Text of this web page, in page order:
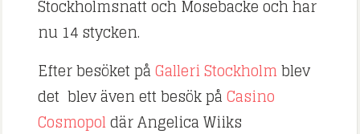
Stockholmsnatt och Mosebacke och har
nu 14 stycken.
Efter besöket påGalleri Stockholmblev
det blev även ett besök påCasino
Cosmopoldär Angelica Wiiks